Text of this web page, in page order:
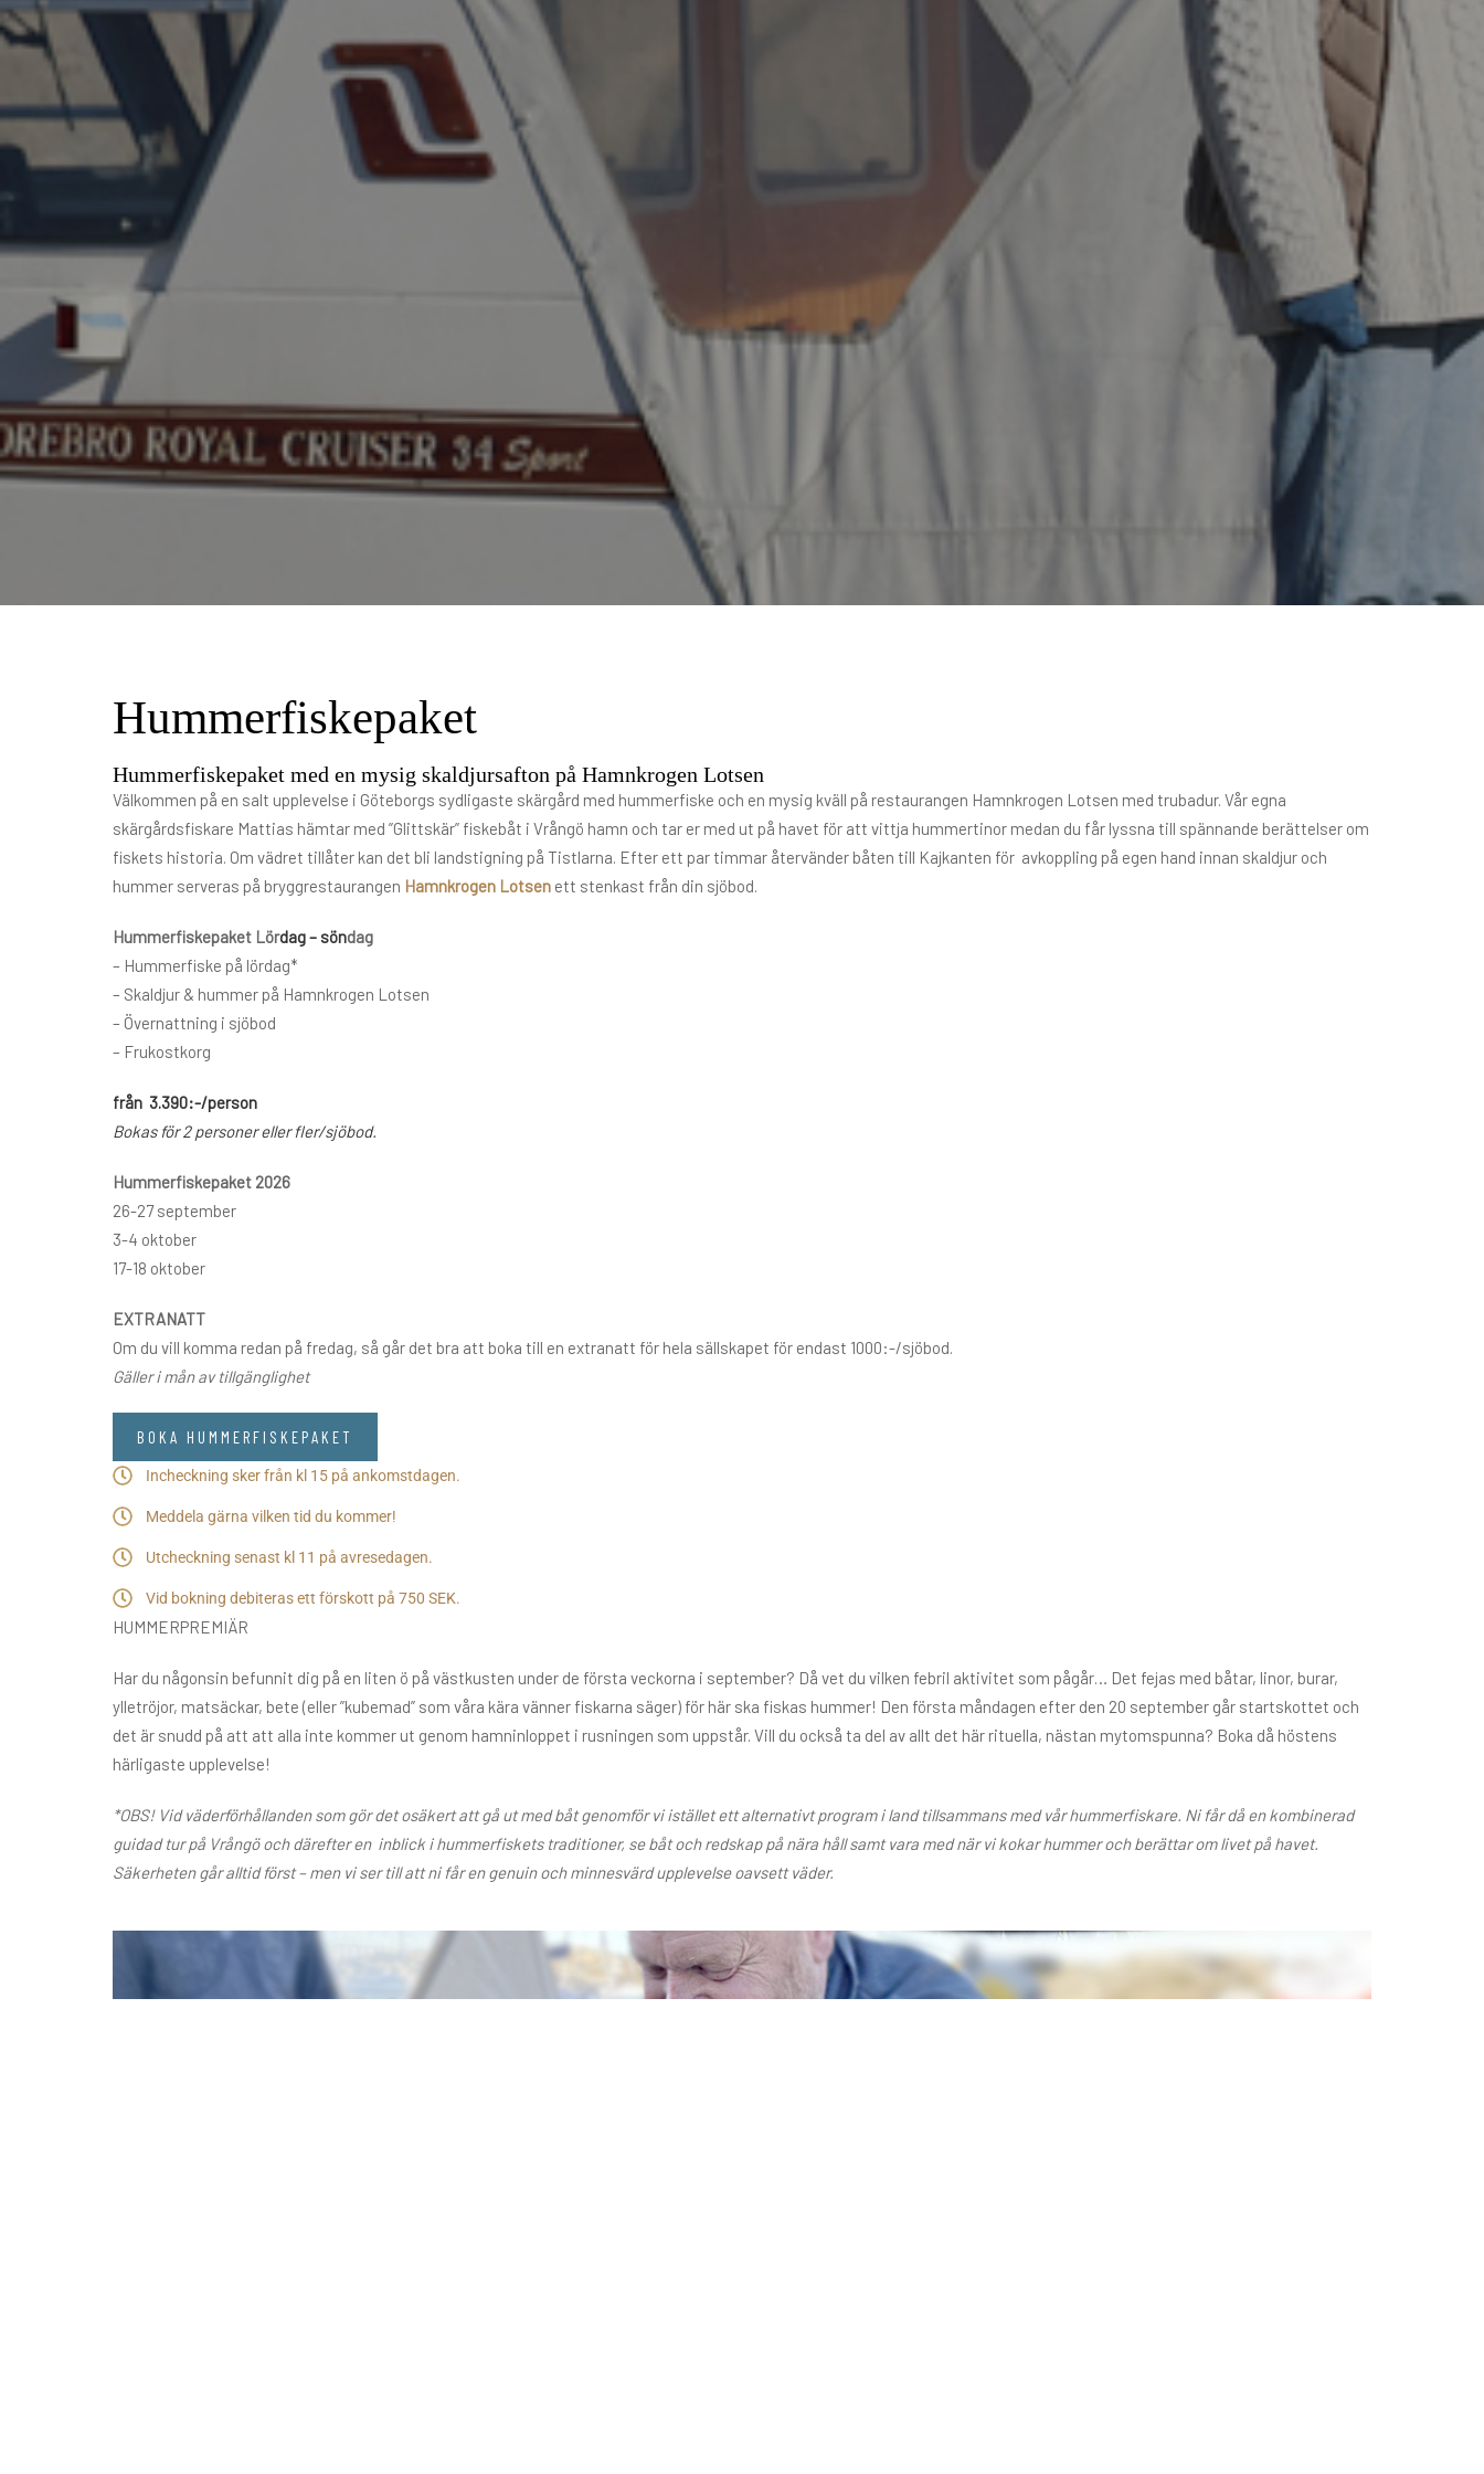
Hummerfiskepaket
Hummerfiskepaket med en mysig skaldjursafton på Hamnkrogen Lotsen
Välkommen på en salt upplevelse i Göteborgs sydligaste skärgård med hummerfiske och en mysig kväll på restaurangen Hamnkrogen Lotsen med trubadur. Vår egna
skärgårdsfiskare Mattias hämtar med ”Glittskär” fiskebåt i Vrångö hamn och tar er med ut på havet för att vittja hummertinor medan du får lyssna till spännande berättelser om
fiskets historia. Om vädret tillåter kan det bli landstigning på Tistlarna. Efter ett par timmar återvänder båten till Kajkanten för avkoppling på egen hand innan skaldjur och
hummer serveras på bryggrestaurangen Hamnkrogen Lotsen ett stenkast från din sjöbod.
Hummerfiskepaket Lördag – söndag
– Hummerfiske på lördag*
– Skaldjur & hummer på Hamnkrogen Lotsen
– Övernattning i sjöbod
– Frukostkorg
från 3.390:-/person
Bokas för 2 personer eller fler/sjöbod.
Hummerfiskepaket 2026
26-27 september
3-4 oktober
17-18 oktober
EXTRANATT
Om du vill komma redan på fredag, så går det bra att boka till en extranatt för hela sällskapet för endast 1000:-/sjöbod.
Gäller i mån av tillgänglighet
BOKA HUMMERFISKEPAKET
Incheckning sker från kl 15 på ankomstdagen.
Meddela gärna vilken tid du kommer!
Utcheckning senast kl 11 på avresedagen.
Vid bokning debiteras ett förskott på 750 SEK.
HUMMERPREMIÄR
Har du någonsin befunnit dig på en liten ö på västkusten under de första veckorna i september? Då vet du vilken febril aktivitet som pågår… Det fejas med båtar, linor, burar,
ylletröjor, matsäckar, bete (eller ”kubemad” som våra kära vänner fiskarna säger) för här ska fiskas hummer! Den första måndagen efter den 20 september går startskottet och
det är snudd på att att alla inte kommer ut genom hamninloppet i rusningen som uppstår. Vill du också ta del av allt det här rituella, nästan mytomspunna? Boka då höstens
härligaste upplevelse!
*OBS! Vid väderförhållanden som gör det osäkert att gå ut med båt genomför vi istället ett alternativt program i land tillsammans med vår hummerfiskare. Ni får då en kombinerad
guidad tur på Vrångö och därefter en inblick i hummerfiskets traditioner, se båt och redskap på nära håll samt vara med när vi kokar hummer och berättar om livet på havet.
Säkerheten går alltid först – men vi ser till att ni får en genuin och minnesvärd upplevelse oavsett väder.